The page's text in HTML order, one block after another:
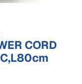
CORD